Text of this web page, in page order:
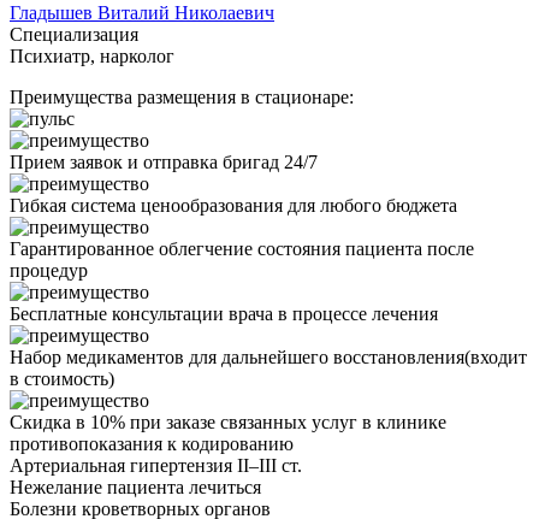
Гладышев Виталий Николаевич
Специализация
Психиатр, нарколог
Преимущества размещения в стационаре:
Прием заявок и отправка бригад 24/7
Гибкая система ценообразования для любого бюджета
Гарантированное облегчение состояния пациента после
процедур
Бесплатные консультации врача в процессе лечения
Набор медикаментов для дальнейшего восстановления(входит
в стоимость)
Скидка в 10% при заказе связанных услуг в клинике
противопоказания к кодированию
Артериальная гипертензия II–III ст.
Нежелание пациента лечиться
Болезни кроветворных органов